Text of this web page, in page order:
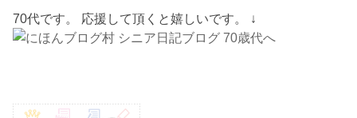
70代です。 応援して頂くと嬉しいです。 ↓